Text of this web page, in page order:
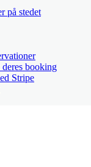
på stedet
booking
Stripe